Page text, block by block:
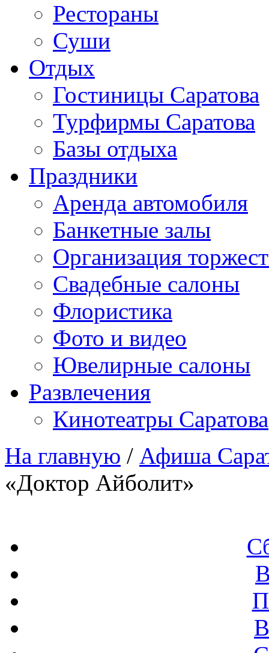
Рестораны
Суши
Отдых
Гостиницы Саратова
Турфирмы Саратова
Базы отдыха
Праздники
Аренда автомобиля
Банкетные залы
Организация
Свадебные салоны
Флористика
Фото и видео
Ювелирные салоны
Развлечения
Кинотеатры Саратова
На главную / Афиша
«Доктор Айболит»